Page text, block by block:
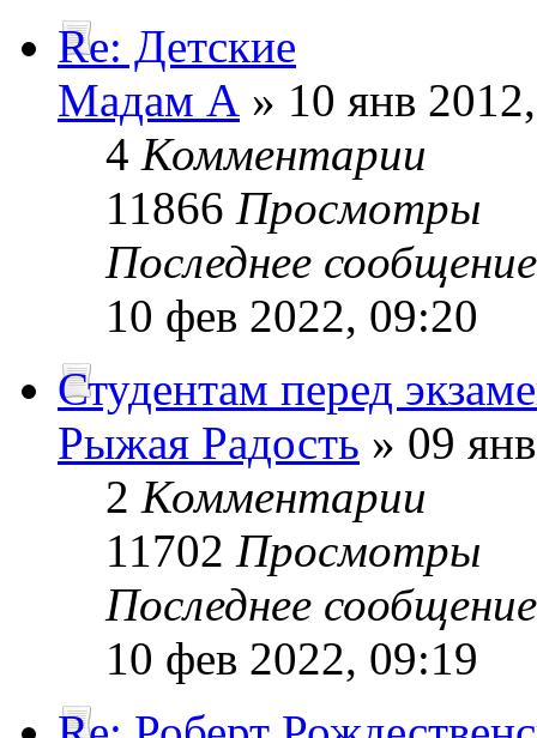
Re: Детские
Мадам А » 10 янв
4 Комментарии
11866 Просмотры
Последнее
10 фев 2022, 09:20
Студентам перед
Рыжая Радость » 09
2 Комментарии
11702 Просмотры
Последнее
10 фев 2022, 09:19